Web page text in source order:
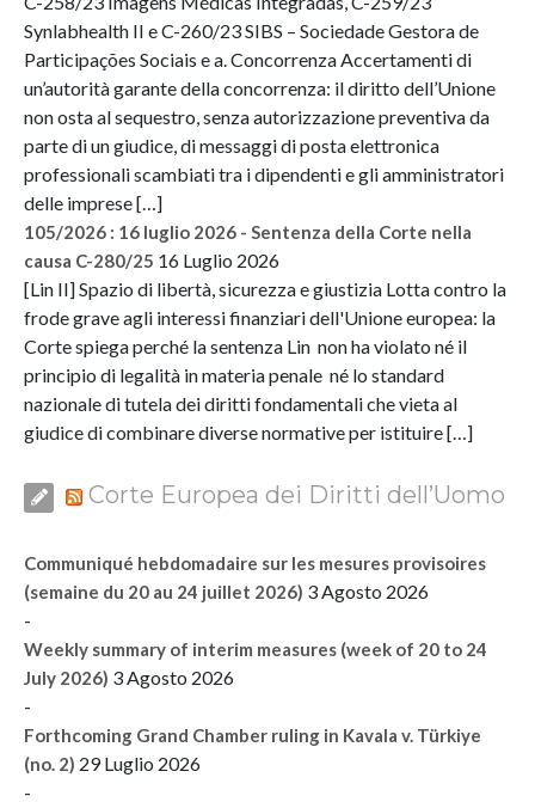
Synlabhealth II e C-260/23 SIBS – Sociedade Gestora de
Participações Sociais e a. Concorrenza Accertamenti di
un’autorità garante della concorrenza: il diritto dell’Unione
non osta al sequestro, senza autorizzazione preventiva da
parte di un giudice, di messaggi di posta elettronica
professionali scambiati tra i dipendenti e gli amministratori
delle imprese […]
105/2026 : 16 luglio 2026 - Sentenza della Corte nella
causa C-280/25 16 Luglio 2026
[Lin II] Spazio di libertà, sicurezza e giustizia Lotta contro la
frode grave agli interessi finanziari dell'Unione europea: la
Corte spiega perché la sentenza Lin non ha violato né il
principio di legalità in materia penale né lo standard
nazionale di tutela dei diritti fondamentali che vieta al
giudice di combinare diverse normative per istituire […]
Corte Europea dei Diritti dell’Uomo
Communiqué hebdomadaire sur les mesures provisoires
(semaine du 20 au 24 juillet 2026) 3 Agosto 2026
-
Weekly summary of interim measures (week of 20 to 24
July 2026) 3 Agosto 2026
-
Forthcoming Grand Chamber ruling in Kavala v. Türkiye
(no. 2) 29 Luglio 2026
-